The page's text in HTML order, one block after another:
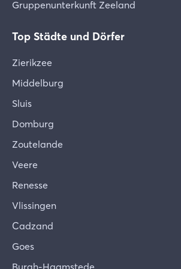
usw. stattfinden. Wir bitten um Ihr
Ihr Ferienhaus wurde mit größter
gereinigt, kontrolliert und mit
Ihnen gebuchten Extras
dennoch feststellen, dass etwas
Ordnung ist, melden Sie dies bitte
bringen können.
Der Eigentümer hat sein Ferienhaus
Seele und nach persönlichem
Gruppenunterkunft Zeeland
Top Städte und Dörfer
Zierikzee
Middelburg
Sluis
Domburg
Zoutelande
Veere
Renesse
Vlissingen
Cadzand
Goes
Burgh-Haamstede